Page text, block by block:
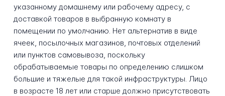
указанному домашнему или рабочему адресу, с
доставкой товаров в выбранную комнату в
помещении по умолчанию. Нет альтернатив в виде
ячеек, посылочных магазинов, почтовых отделений
или пунктов самовывоза, поскольку
обрабатываемые товары по определению слишком
большие и тяжелые для такой инфраструктуры. Лицо
в возрасте 18 лет или старше должно присутствовать